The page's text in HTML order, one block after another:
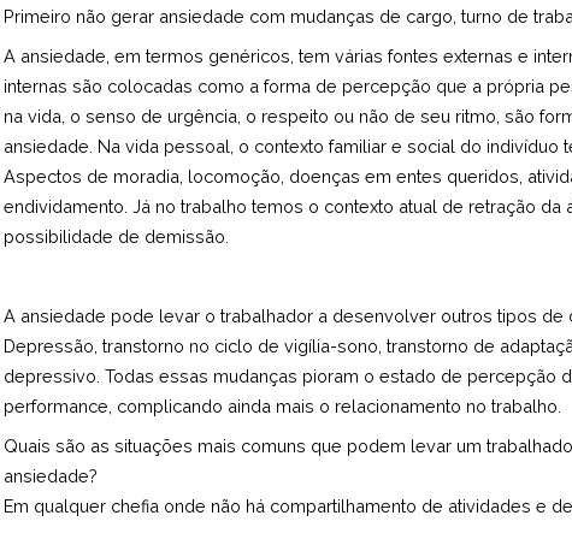
Primeiro não gerar ansiedade com mudanças de cargo, turno de
A ansiedade, em termos genéricos, tem várias fontes externas e
internas são colocadas como a forma de percepção que a própria
na vida, o senso de urgência, o respeito ou não de seu ritmo, são
ansiedade. Na vida pessoal, o contexto familiar e social do indivíduo
Aspectos de moradia, locomoção, doenças em entes queridos,
endividamento. Já no trabalho temos o contexto atual de retração da
possibilidade de demissão.
A ansiedade pode levar o trabalhador a desenvolver outros tipos de
Depressão, transtorno no ciclo de vigília-sono, transtorno de
depressivo. Todas essas mudanças pioram o estado de percepção
performance, complicando ainda mais o relacionamento no trabalho.
Quais são as situações mais comuns que podem levar um
ansiedade?
Em qualquer chefia onde não há compartilhamento de atividades e